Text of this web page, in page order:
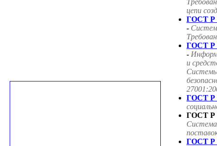
цепи
ГОСТ Р
-
ГОСТ Р
-
и
ГОСТ Р
ГОСТ Р
ГОСТ Р